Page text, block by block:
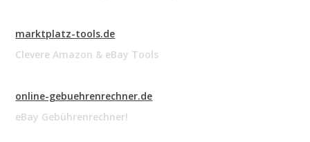
marktplatz-tools.de
Clevere Amazon & eBay Tools
online-gebuehrenrechner.de
eBay Gebührenrechner!